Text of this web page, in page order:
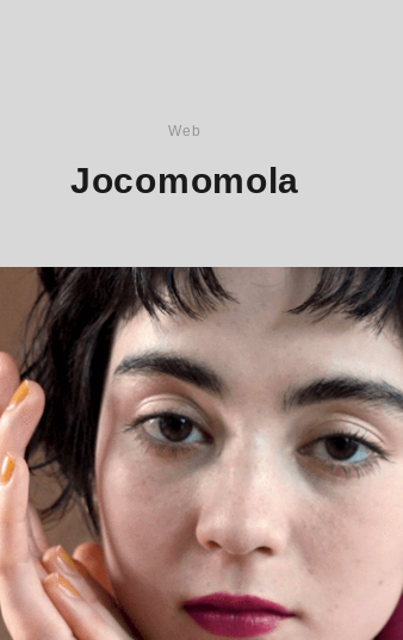
Web
Jocomomola